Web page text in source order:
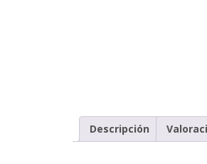
Descripción